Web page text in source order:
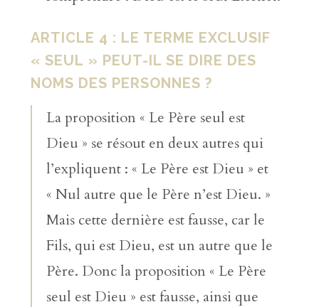
ARTICLE 4 : LE TERME EXCLUSIF
« SEUL » PEUT-IL SE DIRE DES
NOMS DES PERSONNES ?
La proposition « Le Père seul est
Dieu » se résout en deux autres qui
l’expliquent : « Le Père est Dieu » et
« Nul autre que le Père n’est Dieu. »
Mais cette dernière est fausse, car le
Fils, qui est Dieu, est un autre que le
Père. Donc la proposition « Le Père
seul est Dieu » est fausse, ainsi que